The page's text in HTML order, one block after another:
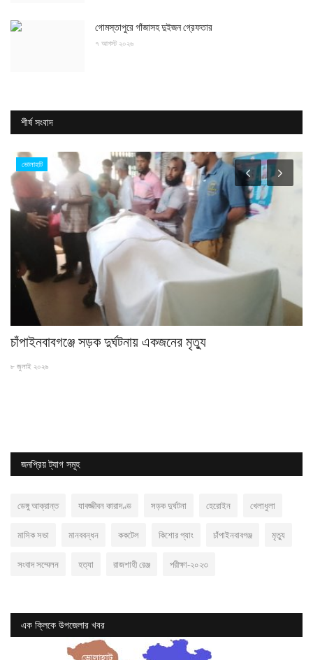
গোমস্তাপুরে গাঁজাসহ দুইজন গ্রেফতার
৭ আগস্ট ২০২৬
শীর্ষ সংবাদ
ভোলাহাট
চাঁপাইনবাবগঞ্জে সড়ক দুর্ঘটনায় একজনের মৃত্যু
৮ জুলাই ২০২৬
জনপ্রিয় ট্যাগ সমূহ
ডেঙ্গু আক্রান্ত যাবজ্জীবন কারাদণ্ড সড়ক দুর্ঘটনা হেরোইন খেলাধুলা
মাসিক সভা মানববন্ধন ককটেল কিশোর গ্যাং চাঁপাইনবাবগঞ্জ মৃত্যু
সংবাদ সম্মেলন হত্যা রাজশাহী রেঞ্জ পরীক্ষা-২০২৩
এক ক্লিকে উপজেলার খবর